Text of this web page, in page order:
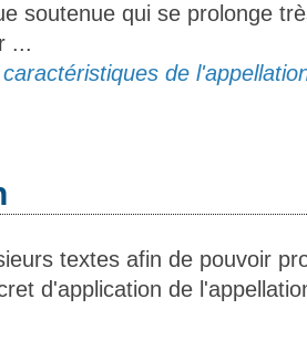
soutenue qui se prolonge
...
de
textes afin de pouvoir
d'application de